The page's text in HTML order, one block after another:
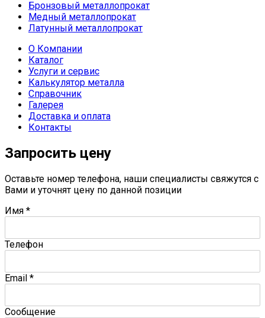
Бронзовый металлопрокат
Медный металлопрокат
Латунный металлопрокат
О Компании
Каталог
Услуги и сервис
Калькулятор металла
Справочник
Галерея
Доставка и оплата
Контакты
Запросить цену
Оставьте номер телефона, наши специалисты свяжутся с
Вами и уточнят цену по данной позиции
Имя *
Телефон
Email *
Сообщение